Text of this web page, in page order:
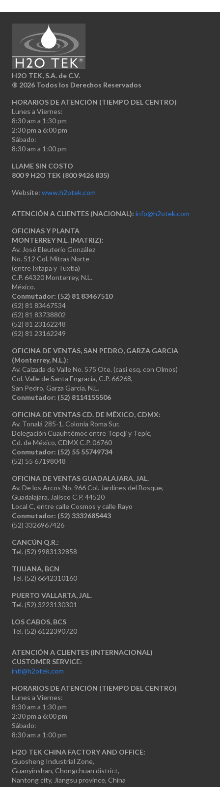
H2O TEK, S.A. de C.V.
® 2026 Todos los Derechos Reservados
HORARIOS DE ATENCIÓN (TIEMPO DEL CENTRO)
Lunes a Viernes:
8:30 am a 1:30 pm
2:30 pm a 6:00 pm
Sábado:
8:30 am a 1:00 pm
LLAME SIN COSTO
800 9 H2O TEK (800 9426 835)
Website: www.h2otek.com
ATENCIÓN A CLIENTES (NACIONAL): info@h2otek.com
OFICINAS Y PLANTA
MONTERREY N.L. (MATRIZ):
Av. José Eleuterio González
No. 512 Col. Mitras Norte
(entre Ixtapa y Tuxtla)
C.P. 64320 Monterrey, N.L.
México.
Conmutador: (52) 81 83467510
(52) 81 83467534
(52) 81 83738802
(52) 81 23162248
(52) 81 23162249
OFICINA DE VENTAS, SAN PEDRO, GARZA GARCIA
(Monterrey, N.L.):
Av. Calzada de Valle No. 575 Ote. (casi esq. con Olmos)
Col. Valle de Santa Engracia, C.P. 66268,
San Pedro, Garza García, N.L.
Conmutador: (52) 8114155506
OFICINA DE VENTAS CD. DE MÉXICO, CDMX:
Av. Tonalá 285-1, Colonia Roma Sur,
Delegación Cuauhtémoc entre Tepeji y Tepic,
Cd. de México, CDMX C.P. 06760
Conmutador: (52) 55 55749734
(52) 55 67198048
OFICINA DE VENTAS GUADALAJARA, JAL.
Av. De los Arcos No. 966 Col. Jardines del Bosque,
Guadalajara, Jalisco C.P. 44520
Local C, entre calle Cosmos y calle Rayo
Conmutador: (52) 3332685443
(52) 3326967426
CANCÚN Q.R.:
Tel. (52) 9983132858
TIJUANA, BCN
Tel. (52) 6642310160
PUERTO VALLARTA, JAL.
Tel. (52) 3223130301
LOS CABOS, BCS
Tel. (52) 6122390720
ATENCIÓN A CLIENTES (INTERNACIONAL)
CUSTOMER SERVICE:
intl@h2otek.com
HORARIOS DE ATENCIÓN (TIEMPO DEL CENTRO)
Lunes a Viernes:
8:30 am a 1:30 pm
2:30 pm a 6:00 pm
Sábado:
8:30 am a 1:00 pm
H2O TEK CHINA FACTORY AND OFFICE:
Guosheng Industrial Zone,
Guanyinshan, Chongchuan district,
Nantong city, Jiangsu province, China